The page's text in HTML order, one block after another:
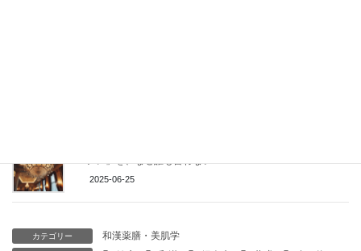
「アレ」を、なぜ誰も言わない？
2025-06-25
カテゴリー 和漢薬膳・美肌学